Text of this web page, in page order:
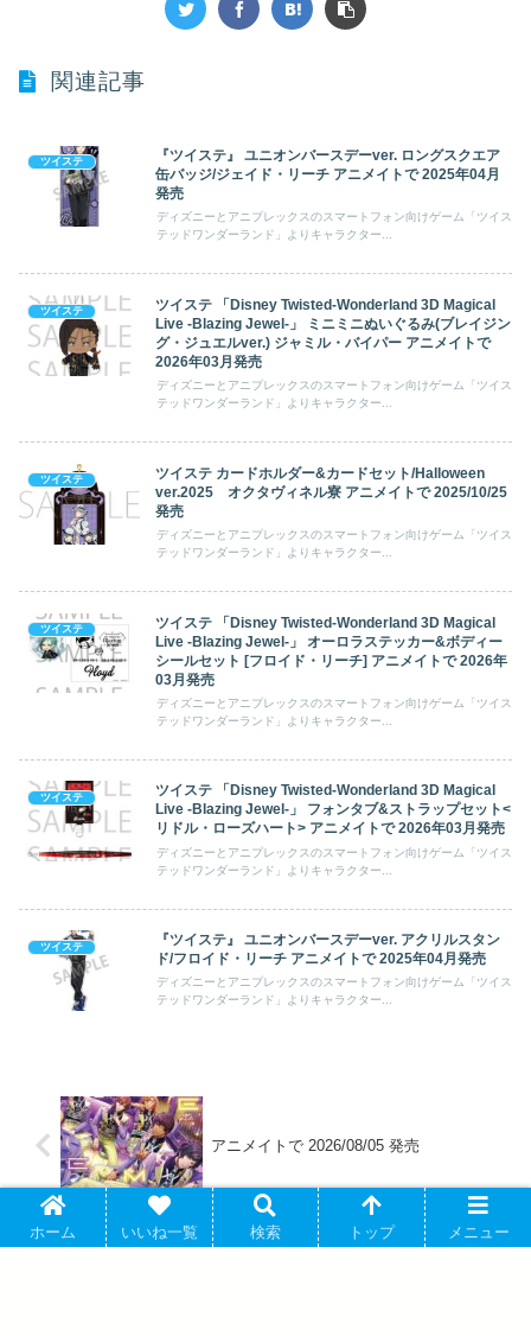
関連記事
ツイステ
『ツイステ』 ユニオンバースデーver. ロングスクエア
缶バッジ/ジェイド・リーチ アニメイトで 2025年04月
発売
ディズニーとアニプレックスのスマートフォン向けゲーム「ツイス
テッドワンダーランド」よりキャラクター...
ツイステ
ツイステ 「Disney Twisted-Wonderland 3D Magical
Live -Blazing Jewel-」 ミニミニぬいぐるみ(ブレイジン
グ・ジュエルver.) ジャミル・バイパー アニメイトで
2026年03月発売
ディズニーとアニプレックスのスマートフォン向けゲーム「ツイス
テッドワンダーランド」よりキャラクター...
ツイステ
ツイステ カードホルダー&カードセット/Halloween
ver.2025 オクタヴィネル寮 アニメイトで 2025/10/25
発売
ディズニーとアニプレックスのスマートフォン向けゲーム「ツイス
テッドワンダーランド」よりキャラクター...
ツイステ
ツイステ 「Disney Twisted-Wonderland 3D Magical
Live -Blazing Jewel-」 オーロラステッカー&ボディー
シールセット [フロイド・リーチ] アニメイトで 2026年
03月発売
ディズニーとアニプレックスのスマートフォン向けゲーム「ツイス
テッドワンダーランド」よりキャラクター...
ツイステ
ツイステ 「Disney Twisted-Wonderland 3D Magical
Live -Blazing Jewel-」 フォンタブ&ストラップセット<
リドル・ローズハート> アニメイトで 2026年03月発売
ディズニーとアニプレックスのスマートフォン向けゲーム「ツイス
テッドワンダーランド」よりキャラクター...
ツイステ
『ツイステ』 ユニオンバースデーver. アクリルスタン
ド/フロイド・リーチ アニメイトで 2025年04月発売
ディズニーとアニプレックスのスマートフォン向けゲーム「ツイス
テッドワンダーランド」よりキャラクター...
アニメイトで 2026/08/05 発売
Identity V CHARACTER DAY 2025Ver. ア
ホーム いいね一覧 検索 トップ メニュー